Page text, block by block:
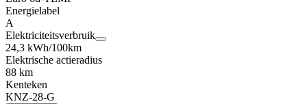
Energielabel
A
Elektriciteitsverbruik
24,3 kWh/100km
Elektrische actieradius
88 km
Kenteken
KNZ-28-G